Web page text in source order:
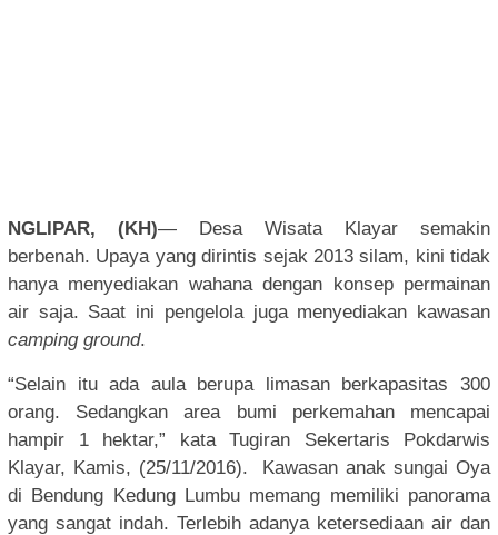
NGLIPAR, (KH)— Desa Wisata Klayar semakin
berbenah. Upaya yang dirintis sejak 2013 silam, kini tidak
hanya menyediakan wahana dengan konsep permainan
air saja. Saat ini pengelola juga menyediakan kawasan
camping ground.
“Selain itu ada aula berupa limasan berkapasitas 300
orang. Sedangkan area bumi perkemahan mencapai
hampir 1 hektar,” kata Tugiran Sekertaris Pokdarwis
Klayar, Kamis, (25/11/2016). Kawasan anak sungai Oya
di Bendung Kedung Lumbu memang memiliki panorama
yang sangat indah. Terlebih adanya ketersediaan air dan